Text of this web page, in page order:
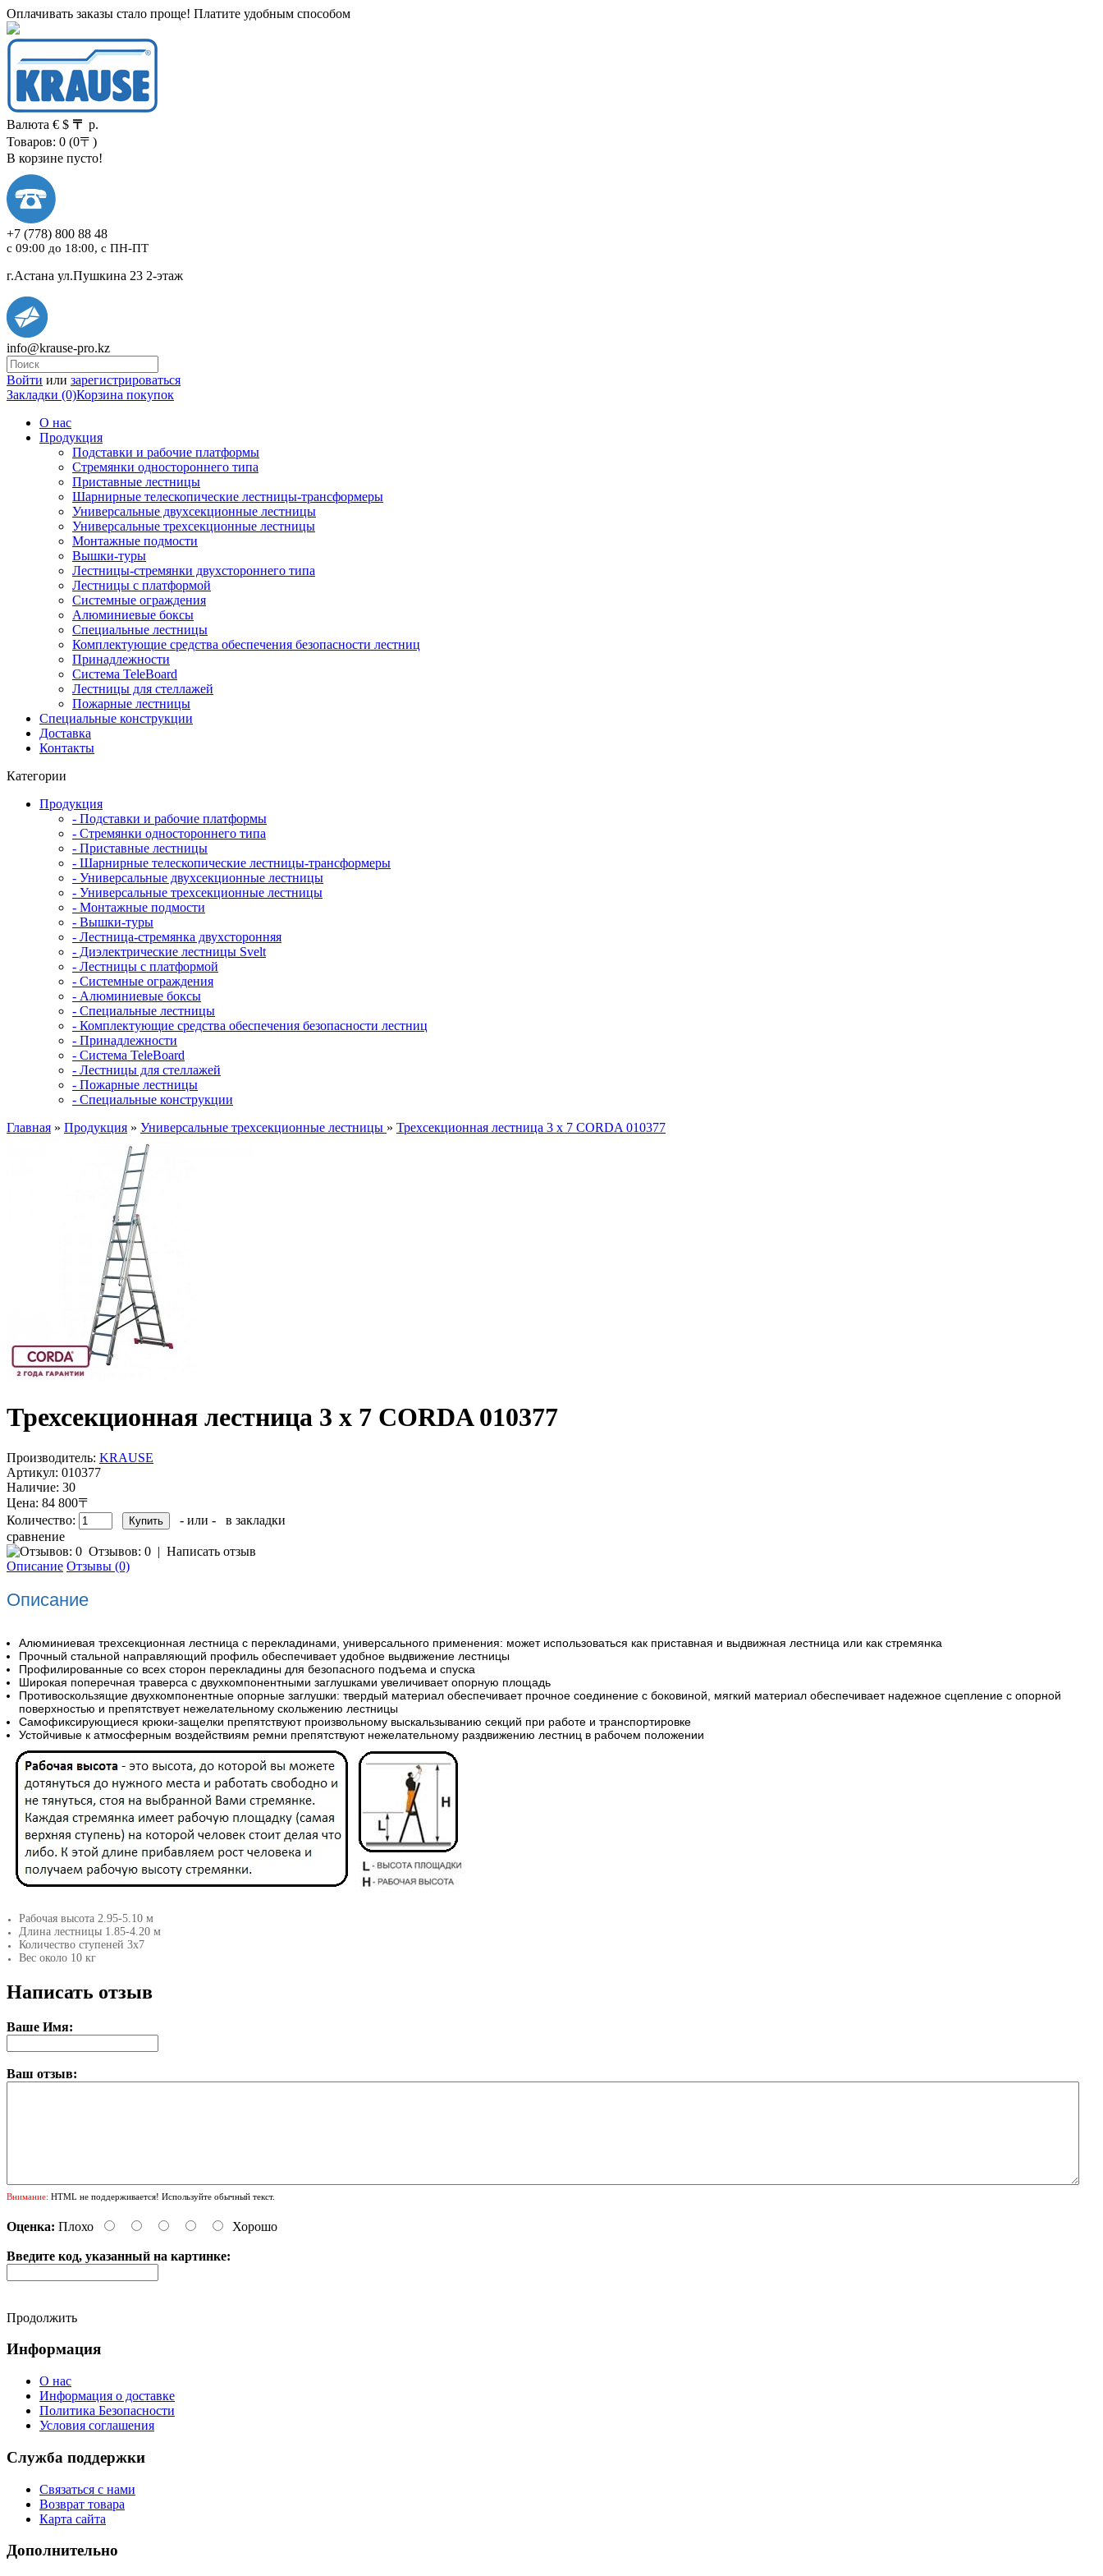
Оплачивать заказы стало проще! Платите удобным способом
Валюта € $ 〒 р.
Товаров: 0 (0〒)
В корзине пусто!
+7 (778) 800 88 48
с 09:00 до 18:00, с ПН-ПТ
г.Астана ул.Пушкина 23 2-этаж
info@krause-pro.kz
Войти или зарегистрироваться
Закладки (0)Корзина покупок
О нас
Продукция
Подставки и рабочие платформы
Стремянки одностороннего типа
Приставные лестницы
Шарнирные телескопические лестницы-трансформеры
Универсальные двухсекционные лестницы
Универсальные трехсекционные лестницы
Монтажные подмости
Вышки-туры
Лестницы-стремянки двухстороннего типа
Лестницы с платформой
Системные ограждения
Алюминиевые боксы
Специальные лестницы
Комплектующие средства обеспечения безопасности лестниц
Принадлежности
Система TeleBoard
Лестницы для стеллажей
Пожарные лестницы
Специальные конструкции
Доставка
Контакты
Категории
Продукция
- Подставки и рабочие платформы
- Стремянки одностороннего типа
- Приставные лестницы
- Шарнирные телескопические лестницы-трансформеры
- Универсальные двухсекционные лестницы
- Универсальные трехсекционные лестницы
- Монтажные подмости
- Вышки-туры
- Лестница-стремянка двухсторонняя
- Диэлектрические лестницы Svelt
- Лестницы с платформой
- Системные ограждения
- Алюминиевые боксы
- Специальные лестницы
- Комплектующие средства обеспечения безопасности лестниц
- Принадлежности
- Система TeleBoard
- Лестницы для стеллажей
- Пожарные лестницы
- Специальные конструкции
Главная » Продукция » Универсальные трехсекционные лестницы » Трехсекционная лестница 3 х 7 CORDA 010377
Трехсекционная лестница 3 х 7 CORDA 010377
Производитель: KRAUSE
Артикул: 010377
Наличие: 30
Цена: 84 800〒
Количество:
- или -
в закладки
сравнение
Отзывов: 0 | Написать отзыв
Описание Отзывы (0)
Описание
Алюминиевая трехсекционная лестница с перекладинами, универсального применения: может использоваться как приставная и выдвижная лестница или как стремянка
Прочный стальной направляющий профиль обеспечивает удобное выдвижение лестницы
Профилированные со всех сторон перекладины для безопасного подъема и спуска
Широкая поперечная траверса с двухкомпонентными заглушками увеличивает опорную площадь
Противоскользящие двухкомпонентные опорные заглушки: твердый материал обеспечивает прочное соединение с боковиной, мягкий материал обеспечивает надежное сцепление с опорной
поверхностью и препятствует нежелательному скольжению лестницы
Самофиксирующиеся крюки-защелки препятствуют произвольному выскальзыванию секций при работе и транспортировке
Устойчивые к атмосферным воздействиям ремни препятствуют нежелательному раздвижению лестниц в рабочем положении
Рабочая высота 2.95-5.10 м
Длина лестницы 1.85-4.20 м
Количество ступеней 3х7
Вес около 10 кг
Написать отзыв
Ваше Имя:
Ваш отзыв:
Внимание: HTML не поддерживается! Используйте обычный текст.
Оценка: Плохо Хорошо
Введите код, указанный на картинке:
Продолжить
Информация
О нас
Информация о доставке
Политика Безопасности
Условия соглашения
Служба поддержки
Связаться с нами
Возврат товара
Карта сайта
Дополнительно